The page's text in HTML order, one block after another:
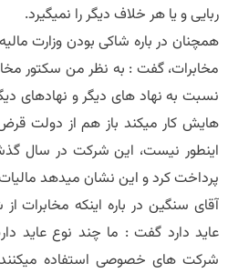
ربایی و یا هر خلاف دیگر را نمیگیرد.
همچنان در باره شاکی بودن وزارت
مخابرات، گفت : به نظر من سکتور
نسبت به نهاد های دیگر و نهادهای
هایش کار میکند باز هم از دولت
پرداخت کرد و این نشان میدهد
آقای سنگین در باره اینکه
عاید دارد گفت : ما چند نوع عاید
شرکت های خصوصی استفاده میکنند